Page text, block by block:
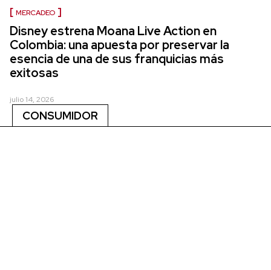
MERCADEO
Disney estrena Moana Live Action en
Colombia: una apuesta por preservar la
esencia de una de sus franquicias más
exitosas
julio 14, 2026
CONSUMIDOR